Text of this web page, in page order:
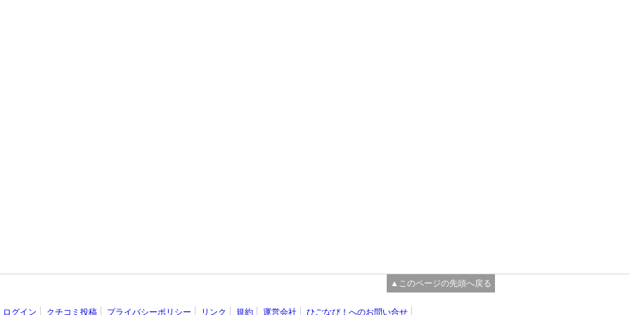
▲このページの先頭へ戻る
ログイン クチコミ投稿 プライバシーポリシー リンク 規約 運営会社 ひごなび！へのお問い合せ